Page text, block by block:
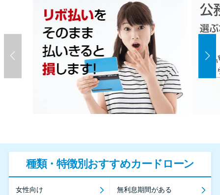
種類・特徴別おすすめカードローン
女性向け 無利息期間がある